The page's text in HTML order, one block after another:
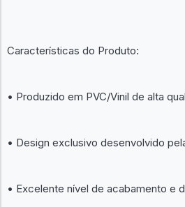
Características do Produto:
• Produzido em PVC/Vinil de alta
• Design exclusivo desenvolvido
• Excelente nível de acabamento e